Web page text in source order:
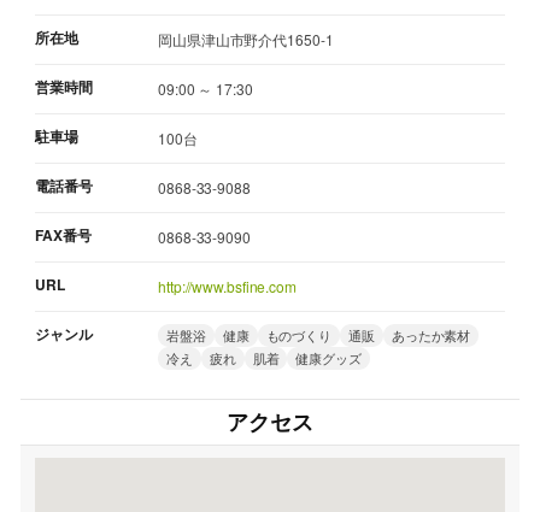
所在地 岡山県津山市野介代1650-1
営業時間 09:00 ～ 17:30
駐車場 100台
電話番号 0868-33-9088
FAX番号 0868-33-9090
URL http://www.bsfine.com
ジャンル 岩盤浴 健康 ものづくり 通販
あったか素材
冷え
疲れ 肌着 健康グッズ
アクセス